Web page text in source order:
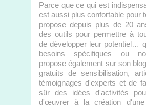
Parce que ce qui est
est aussi plus confortable pour
propose depuis plus de 20
des outils pour permettre à
de développer leur potentiel…
besoins spécifiques ou
propose également sur son
gratuits de sensibilisation,
témoignages d'experts et de
sûr des idées d'activités
d'œuvrer à la création